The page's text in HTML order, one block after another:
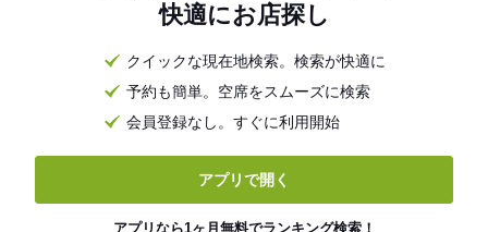
快適にお店探し
クイックな現在地検索。検索が快適に
予約も簡単。空席をスムーズに検索
会員登録なし。すぐに利用開始
アプリで開く
アプリなら1ヶ月無料でランキング検索！